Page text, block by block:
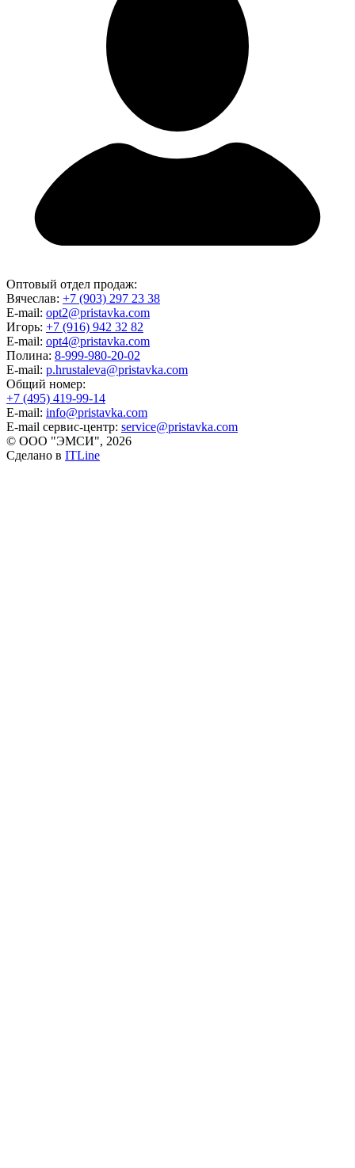
Оптовый отдел продаж:
Вячеслав: +7 (903) 297 23 38
E-mail: opt2@pristavka.com
Игорь: +7 (916) 942 32 82
E-mail: opt4@pristavka.com
Полина: 8-999-980-20-02
E-mail: p.hrustaleva@pristavka.com
Общий номер:
+7 (495) 419-99-14
E-mail: info@pristavka.com
E-mail сервис-центр: service@pristavka.com
© ООО "ЭМСИ", 2026
Сделано в ITLine